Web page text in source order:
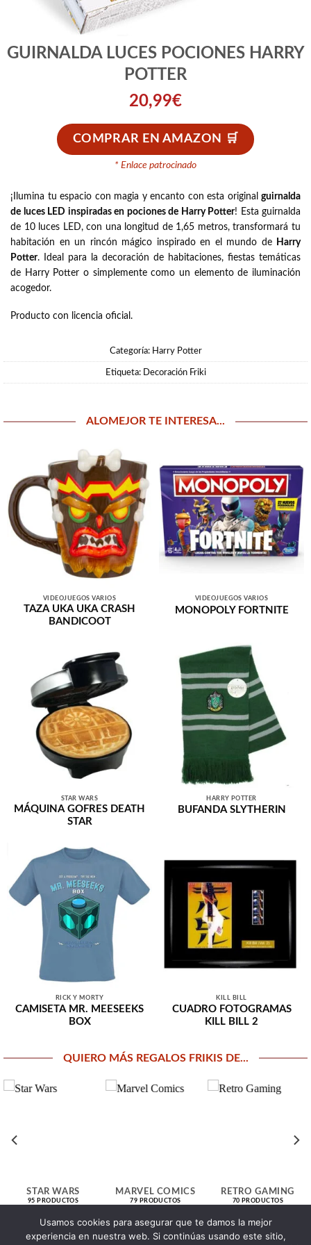
GUIRNALDA LUCES POCIONES HARRY
POTTER
20,99€
COMPRAR EN AMAZON
* Enlace patrocinado
¡Ilumina tu espacio con magia y encanto con esta original guirnalda
de luces LED inspiradas en pociones de Harry Potter! Esta guirnalda
de 10 luces LED, con una longitud de 1,65 metros, transformará tu
habitación en un rincón mágico inspirado en el mundo de
Harry
Potter. Ideal para la decoración de habitaciones, fiestas temáticas
de Harry Potter o simplemente como un elemento de iluminación
acogedor.
Producto con licencia oficial.
Categoría: Harry Potter
Etiqueta: Decoración Friki
ALOMEJOR TE INTERESA...
VIDEOJUEGOS VARIOS
TAZA UKA UKA CRASH
BANDICOOT
VIDEOJUEGOS VARIOS
MONOPOLY FORTNITE
STAR WARS
MÁQUINA GOFRES DEATH
STAR
HARRY POTTER
BUFANDA SLYTHERIN
RICK Y MORTY
CAMISETA MR. MEESEEKS
BOX
KILL BILL
CUADRO FOTOGRAMAS
KILL BILL 2
QUIERO MÁS REGALOS FRIKIS DE...
STAR WARS
95 PRODUCTOS
MARVEL COMICS
79 PRODUCTOS
RETRO GAMING
70 PRODUCTOS
> Click aquí para explorar todas nuestras secciones <
Usamos cookies para asegurar que te damos la mejor
experiencia en nuestra web. Si continúas usando este sitio,